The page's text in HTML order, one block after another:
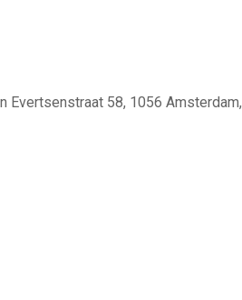
Evertsenstraat 58, 1056 Amsterdam,